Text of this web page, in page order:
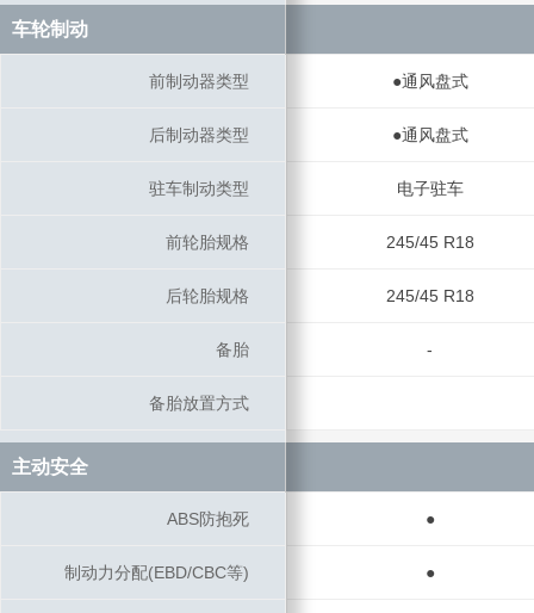
车轮制动
前制动器类型 ●通风盘式
后制动器类型 ●通风盘式
驻车制动类型 电子驻车
前轮胎规格 245/45 R18
后轮胎规格 245/45 R18
备胎 -
备胎放置方式
主动安全
ABS防抱死 ●
制动力分配(EBD/CBC等) ●
车轮制动
前制动器类型
后制动器类型
驻车制动类型
前轮胎规格
后轮胎规格
备胎
备胎放置方式
主动安全
ABS防抱死
制动力分配(EBD/CBC等)